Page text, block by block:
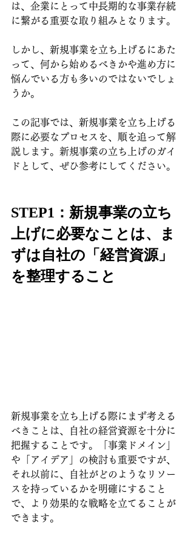
は、企業にとって中長期的な事業存続
に繋がる重要な取り組みとなります。
しかし、新規事業を立ち上げるにあた
って、何から始めるべきかや進め方に
悩んでいる方も多いのではないでしょ
うか。
この記事では、新規事業を立ち上げる
際に必要なプロセスを、順を追って解
説します。新規事業の立ち上げのガイ
ドとして、ぜひ参考にしてください。
STEP1：新規事業の立ち
上げに必要なことは、ま
ずは自社の「経営資源」
を整理すること
新規事業を立ち上げる際にまず考える
べきことは、自社の経営資源を十分に
把握することです。「事業ドメイン」
や「アイデア」の検討も重要ですが、
それ以前に、自社がどのようなリソー
スを持っているかを明確にすること
で、より効果的な戦略を立てることが
できます。